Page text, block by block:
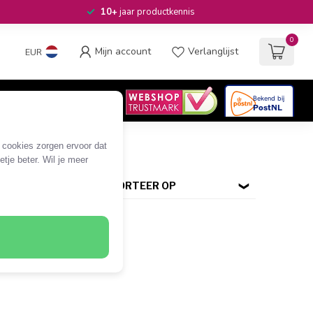
zorgen ervoor dat
beter. Wil je meer
10+jaar productkennis
EUR Mijn account Verlanglijst
0
SORTEER OP